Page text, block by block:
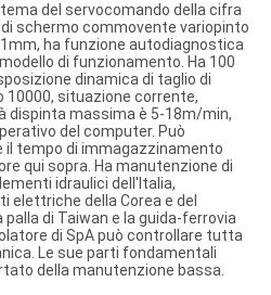
del servocomando della cifra
di schermo commovente variopinto
ha funzione autodiagnostica
di funzionamento. Ha 100
dinamica di taglio di
situazione corrente,
dispinta massima è 5-18m/min,
del computer. Può
tempo di immagazzinamento
qui sopra. Ha manutenzione di
idraulici dell'Italia,
elettriche della Corea e del
palla di Taiwan e la guida-ferrovia
di SpA può controllare tutta
Le sue parti fondamentali
della manutenzione bassa.